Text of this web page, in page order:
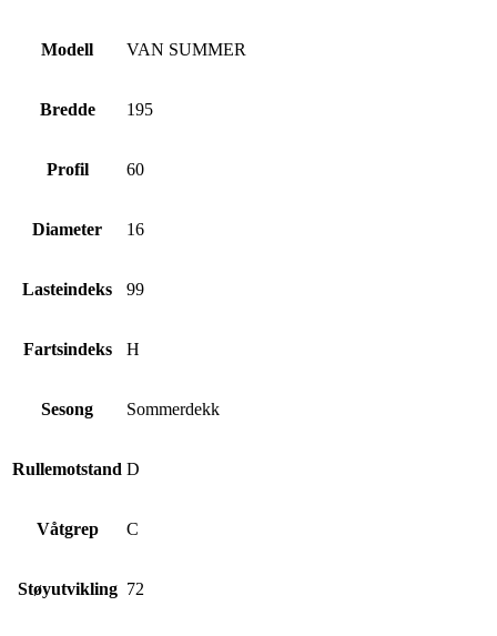
Modell VAN SUMMER
Bredde 195
Profil 60
Diameter 16
Lasteindeks 99
Fartsindeks H
Sesong Sommerdekk
Rullemotstand D
Våtgrep C
Støyutvikling 72